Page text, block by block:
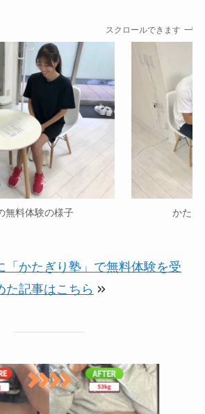
スクロールできます
無料体験の様子 かたぎ
「かたぎり塾」で無料体験を受
た記事はこちら